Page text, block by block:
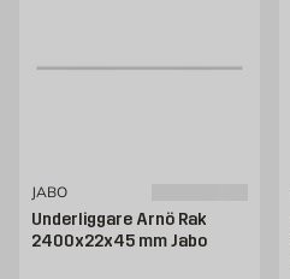
JABO
Underliggare Arnö Rak
2400x22x45 mm Jabo